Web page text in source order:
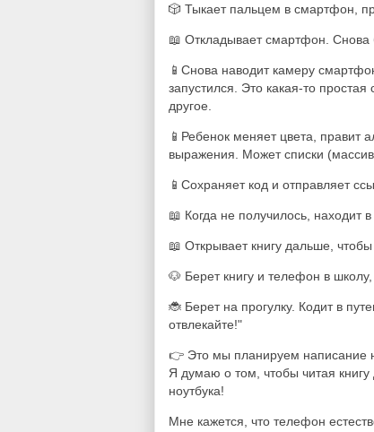
🎲 Тыкает пальцем в смартфон,
📖 Откладывает смартфон. Снова
📱Снова наводит камеру
запустился. Это какая-то
другое.
📱Ребенок меняет цвета, правит
выражения. Может списки
📱Сохраняет код и отправляет
📖 Когда не получилось, находит в
📖 Открывает книгу дальше,
🐶 Берет книгу и телефон в
🐞 Берет на прогулку. Кодит в
отвлекайте!"
👉 Это мы планируем написание
Я думаю о том, чтобы читая
ноутбука!
Мне кажется, что телефон